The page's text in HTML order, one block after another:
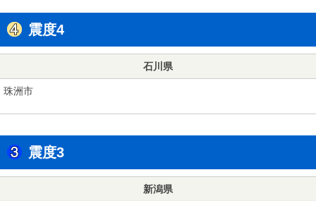
震度4
石川県
珠洲市
震度3
新潟県